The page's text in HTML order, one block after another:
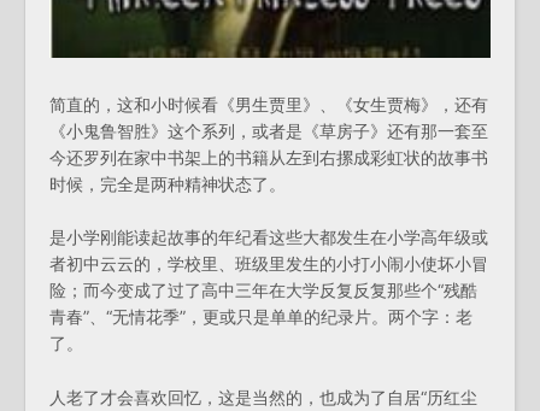
简直的，这和小时候看《男生贾里》、《女生贾梅》，还有
《小鬼鲁智胜》这个系列，或者是《草房子》还有那一套至
今还罗列在家中书架上的书籍从左到右摞成彩虹状的故事书
时候，完全是两种精神状态了。
是小学刚能读起故事的年纪看这些大都发生在小学高年级或
者初中云云的，学校里、班级里发生的小打小闹小使坏小冒
险；而今变成了过了高中三年在大学反复反复那些个“残酷
青春”、“无情花季”，更或只是单单的纪录片。两个字：老
了。
人老了才会喜欢回忆，这是当然的，也成为了自居“历红尘